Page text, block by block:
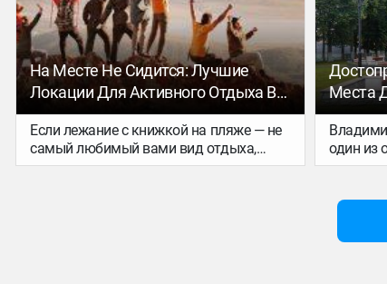
автобус.
трогал. При этом ничто так не украшает
невесту, как внутреннее спокойствие,
сияние и уверенность.
чтобы
На Месте Не Сидится: Лучшие
Локации Для Активного Отдыха В
России
Если лежание с книжкой на пляже — не
самый любимый вами вид отдыха,
значит, стоит планировать отпуск в
Места
один из
кольца.
для